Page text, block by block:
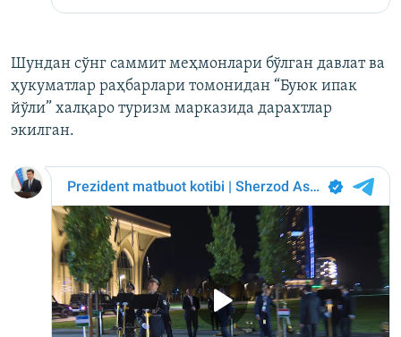
Шундан сўнг саммит меҳмонлари бўлган давлат ва
ҳукуматлар раҳбарлари томонидан “Буюк ипак
йўли” халқаро туризм марказида дарахтлар
экилган.